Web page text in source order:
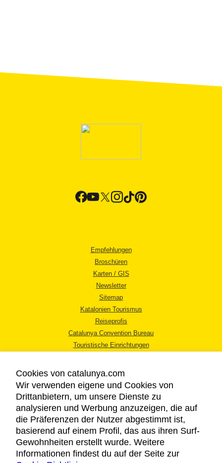
Empfehlungen
Broschüren
Karten / GIS
Newsletter
Sitemap
Katalonien Tourismus
Reiseprofis
Catalunya Convention Bureau
Touristische Einrichtungen
RECHTLICHER HINWEIS
DATENSCHUTZICHTLINIE
COOKIES
Cookies von catalunya.com
Wir verwenden eigene und Cookies von
Drittanbietern, um unsere Dienste zu
analysieren und Werbung anzuzeigen, die auf
die Präferenzen der Nutzer abgestimmt ist,
basierend auf einem Profil, das aus ihren Surf-
Gewohnheiten erstellt wurde. Weitere
Informationen findest du auf der Seite zur